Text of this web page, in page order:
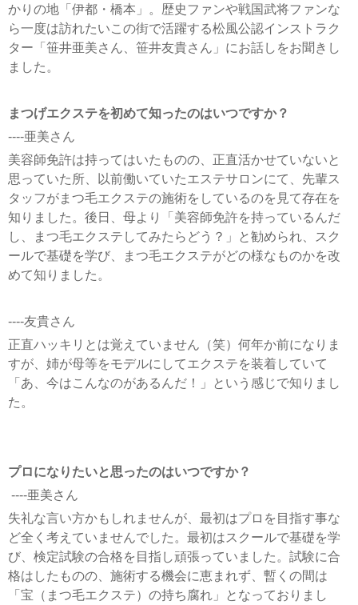
かりの地「伊都・橋本」。歴史ファンや戦国武将ファンな
ら一度は訪れたいこの街で活躍する松風公認インストラク
ター「笹井亜美さん、笹井友貴さん」にお話しをお聞きし
ました。
まつげエクステを初めて知ったのはいつですか？
----亜美さん
美容師免許は持ってはいたものの、正直活かせていないと
思っていた所、以前働いていたエステサロンにて、先輩ス
タッフがまつ毛エクステの施術をしているのを見て存在を
知りました。後日、母より「美容師免許を持っているんだ
し、まつ毛エクステしてみたらどう？」と勧められ、スク
ールで基礎を学び、まつ毛エクステがどの様なものかを改
めて知りました。
----友貴さん
正直ハッキリとは覚えていません（笑）何年か前になりま
すが、姉が母等をモデルにしてエクステを装着していて
「あ、今はこんなのがあるんだ！」という感じで知りまし
た。
プロになりたいと思ったのはいつですか？
----亜美さん
失礼な言い方かもしれませんが、最初はプロを目指す事な
ど全く考えていませんでした。最初はスクールで基礎を学
び、検定試験の合格を目指し頑張っていました。試験に合
格はしたものの、施術する機会に恵まれず、暫くの間は
「宝（まつ毛エクステ）の持ち腐れ」となっておりまし